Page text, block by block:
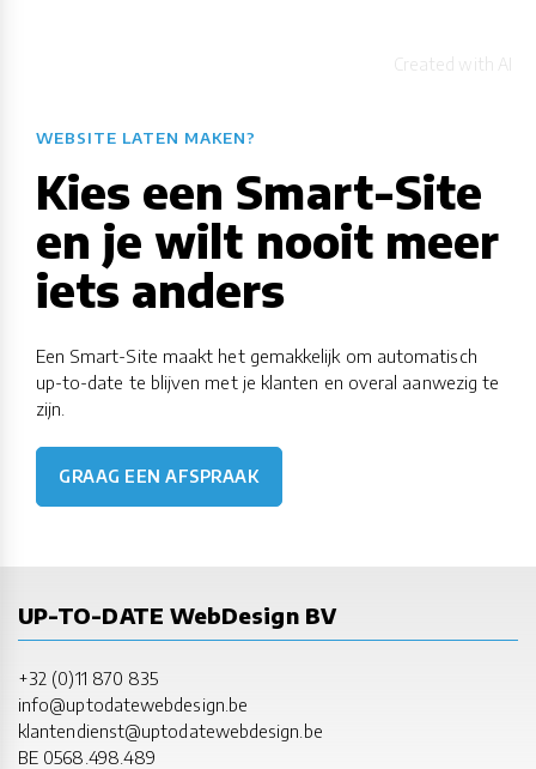
WEBSITE LATEN MAKEN?
Kies een Smart-Site
en je wilt nooit meer
iets anders
Een Smart-Site maakt het gemakkelijk om automatisch
up-to-date te blijven met je klanten en overal aanwezig te
zijn.
GRAAG EEN AFSPRAAK
UP-TO-DATE WebDesign BV
+32 (0)11 870 835
info@uptodatewebdesign.be
klantendienst@uptodatewebdesign.be
BE 0568.498.489